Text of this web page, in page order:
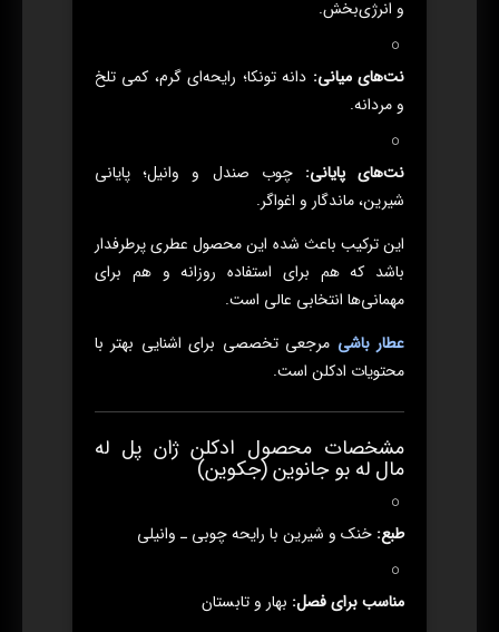
و انرژی‌بخش.
نت‌های میانی: دانه تونکا؛ رایحه‌ای گرم، کمی تلخ
و مردانه.
نت‌های پایانی: چوب صندل و وانیل؛ پایانی
شیرین، ماندگار و اغواگر.
این ترکیب باعث شده این محصول عطری پرطرفدار
باشد که هم برای استفاده روزانه و هم برای
مهمانی‌ها انتخابی عالی است.
عطار باشی مرجعی تخصصی برای اشنایی بهتر با
محتویات ادکلن است.
مشخصات محصول ادکلن ژان پل له
مال له بو جانوین (جکوین)
طبع: خنک و شیرین با رایحه چوبی ـ وانیلی
مناسب برای فصل: بهار و تابستان